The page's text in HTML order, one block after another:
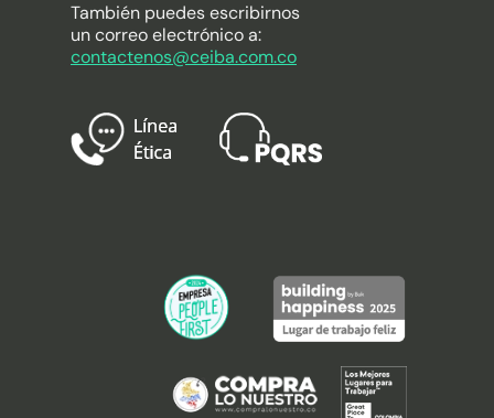
También puedes escribirnos
un correo electrónico a:
contactenos@ceiba.com.co